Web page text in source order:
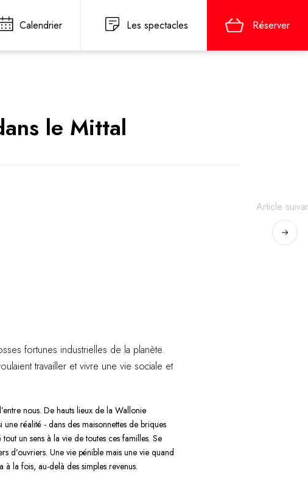
Calendrier Les spectacles Réserver
le Mittal
Article
fortunes industrielles de la planète.
travailler et vivre une vie sociale et
nous. De hauts lieux de la Wallonie
une réalité - dans des maisonnettes de briques
un sens à la vie de toutes ces familles. Se
d’ouvriers. Une vie pénible mais une vie quand
à la fois, au-delà des simples revenus.